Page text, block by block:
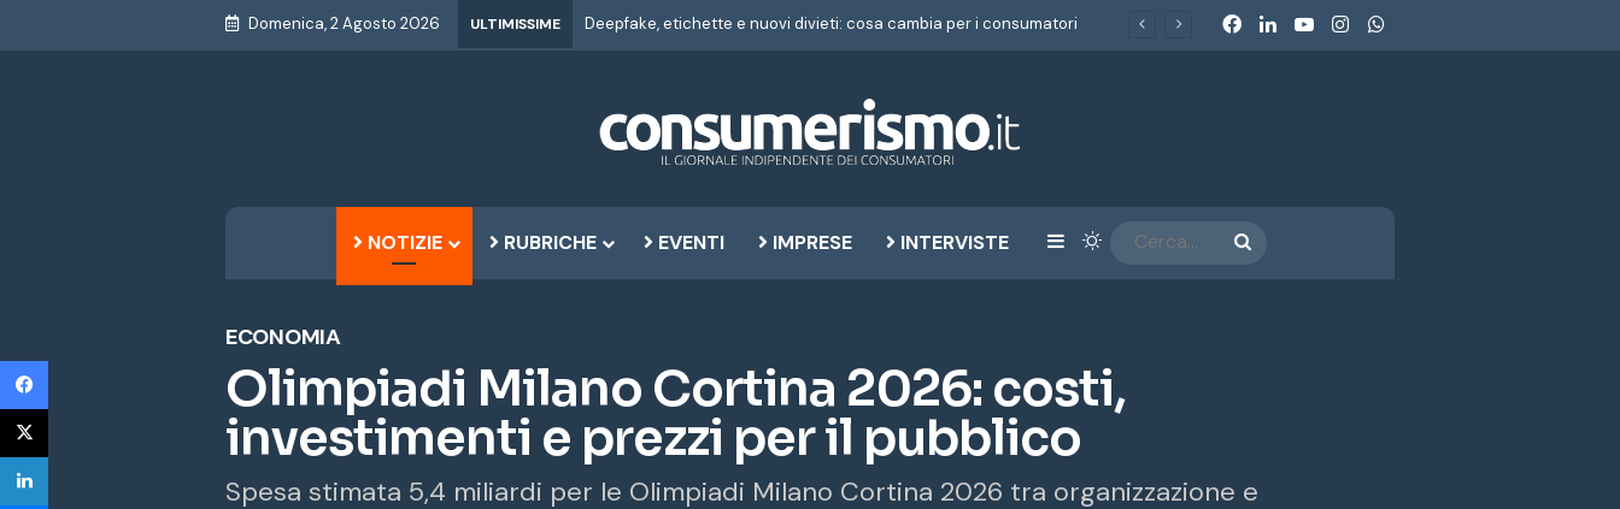
Domenica, 2 Agosto 2026 ULTIMISSIME Deepfake, etichette e nuovi divieti: cosa cambia per i consumatori FacebookLinkedInYou TubeInstagram
NOTIZIE RUBRICHE EVENTI IMPRESE INTERVISTE Barra laterale
Cambia aspetto CERCA...
ECONOMIA
Olimpiadi Milano Cortina 2026: costi,
investimenti e prezzi per il pubblico
Spesa stimata 5,4 miliardi per le Olimpiadi Milano Cortina 2026 tra organizzazione e